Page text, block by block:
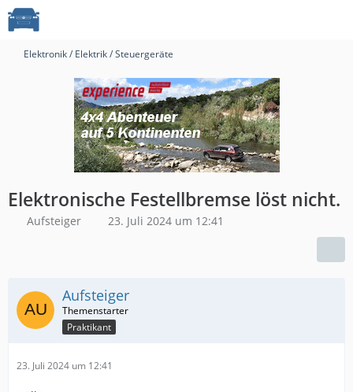
Elektronik / Elektrik / Steuergeräte
Elektronische Festellbremse löst nicht.
Aufsteiger 23. Juli 2024 um 12:41
Aufsteiger
Praktikant
23. Juli 2024 um 12:41